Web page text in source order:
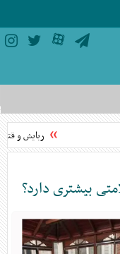
ربایش و قتل
بیشتری دارد؟